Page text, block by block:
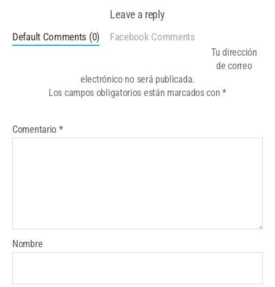
Leave a reply
Default Comments (0) Facebook Comments
Tu dirección
de correo
electrónico no será publicada.
Los campos obligatorios están marcados con*
Comentario *
Nombre